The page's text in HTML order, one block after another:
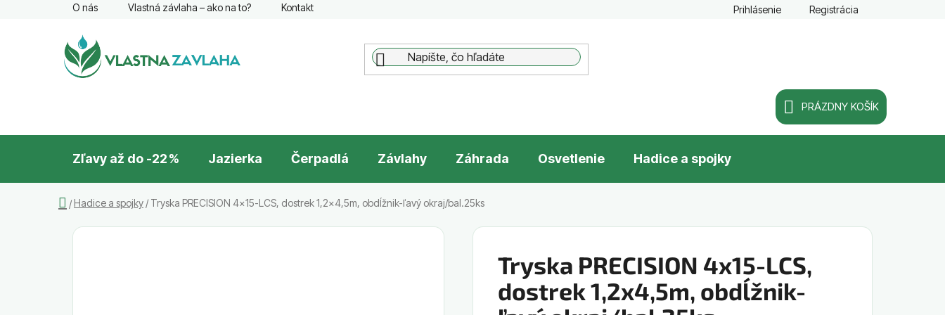
O nás Vlastná závlaha – ako na to? Kontakt Prihlásenie Registrácia
NÁKUPNÝ
PRÁZDNY KOŠÍK
Zľavy až do -22 % Jazierka Čerpadlá Závlahy Záhrada Osvetlenie Hadice a spojky
Domov
/ Hadice a spojky / Tryska PRECISION 4x15-LCS, dostrek 1,2x4,5m, obdĺžnik-ľavý okraj/bal.25ks
Tryska PRECISION 4x15-LCS,
dostrek 1,2x4,5m, obdĺžnik-